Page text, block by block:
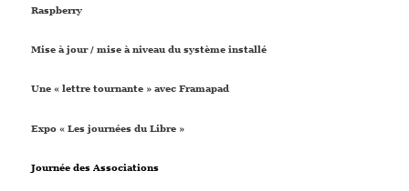
Raspberry
Mise à jour / mise à niveau du système installé
Une « lettre tournante » avec Framapad
Expo « Les journées du Libre »
Journée des Associations